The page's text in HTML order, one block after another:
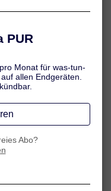
zustechen? Diese und
Mücken haben wir hier